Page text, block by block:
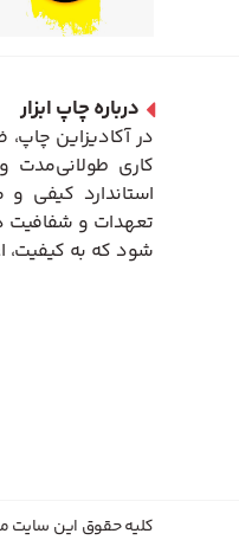
درباره چاپ ابزار
در آکادیزاین
کاری طولانی‌مدت
استاندارد کیفی
تعهدات و شفافیت
شود که به کیفیت،
کلیه حقوق این سایت